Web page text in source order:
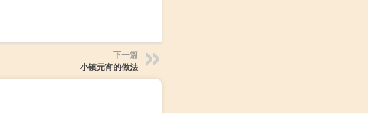
下一篇
小镇元宵的做法